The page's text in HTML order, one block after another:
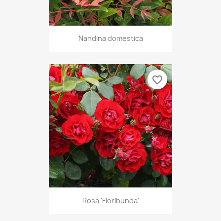
Nandina domestica
Rosa 'Floribunda'
favorite_border